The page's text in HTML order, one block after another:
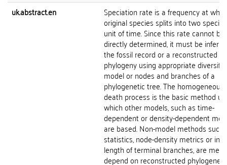
uk.abstract.en
Speciation rate is a frequency at
original species splits into two
unit of time. Since this rate cannot be
directly determined, it must be
the fossil record or a reconstructed
phylogeny using appropriate
model or nodes and branches of a
phylogenetic tree. The homogeneous
death process is the basic method
which other models, such as time-
dependent or density-dependent
are based. Non-model methods such
statistics, node-density metrics or
length of terminal branches, are
depend on reconstructed